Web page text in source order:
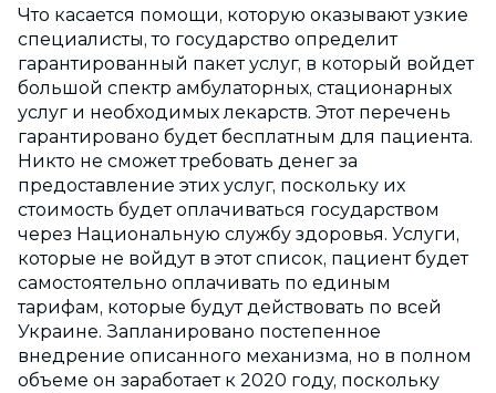
Что касается помощи, которую оказывают узкие
специалисты, то государство определит
гарантированный пакет услуг, в который войдет
большой спектр амбулаторных, стационарных
услуг и необходимых лекарств. Этот перечень
гарантировано будет бесплатным для пациента.
Никто не сможет требовать денег за
предоставление этих услуг, поскольку их
стоимость будет оплачиваться государством
через Национальную службу здоровья. Услуги,
которые не войдут в этот список, пациент будет
самостоятельно оплачивать по единым
тарифам, которые будут действовать по всей
Украине. Запланировано постепенное
внедрение описанного механизма, но в полном
объеме он заработает к 2020 году, поскольку